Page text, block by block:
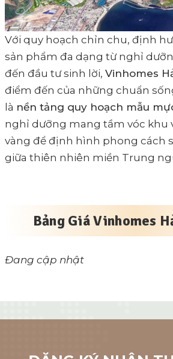
Với quy hoạch chỉn chu, định
sản phẩm đa dạng từ nghỉ
đến đầu tư sinh lời, Vinhomes
điểm đến của những chuẩn
là nền tảng quy hoạch mẫu
nghỉ dưỡng mang tầm vóc khu
vàng để định hình phong cách
giữa thiên nhiên miền Trung
Bảng Giá Vinhomes
Đang cập nhật